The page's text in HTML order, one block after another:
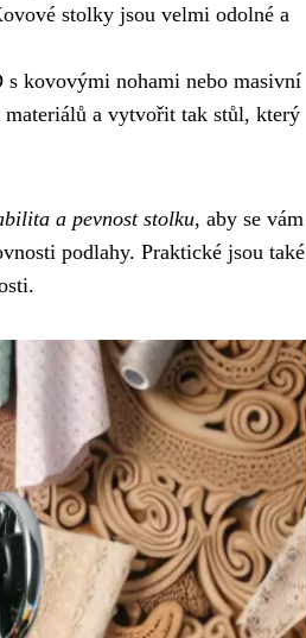
stolky jsou velmi odolné a
kovovými nohami nebo masivní
a vytvořit tak stůl, který
a pevnost stolku, aby se vám
podlahy. Praktické jsou také